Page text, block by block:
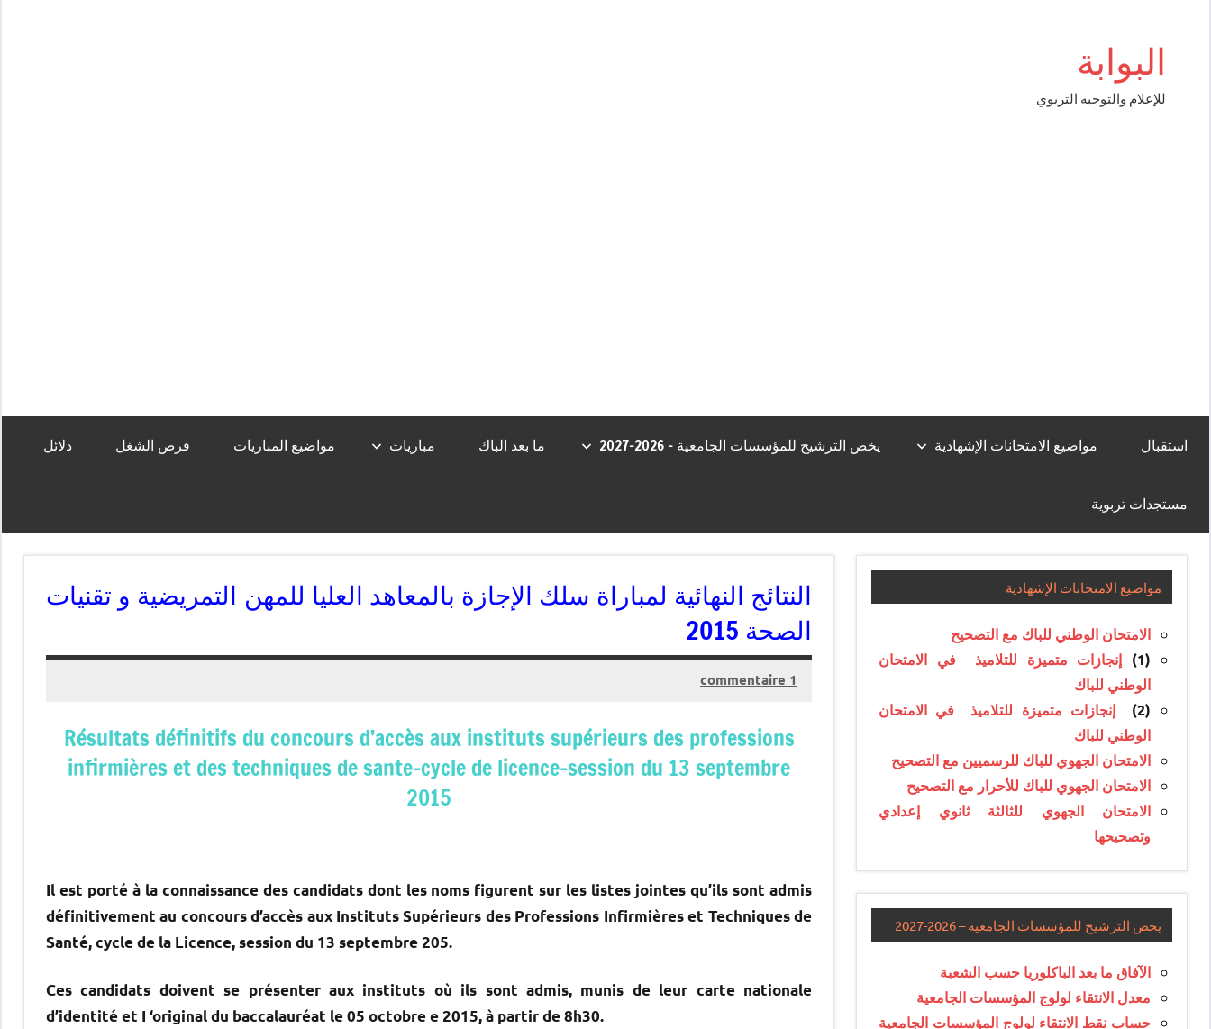
البوابة
للإعلام والتوجيه التربوي
استقبال مواضيع الامتحانات الإشهادية يخص الترشيح للمؤسسات الجامعية – 2026-2027 ما بعد الباك مباريات مواضيع المباريات فرص الشغل دلائل
مستجدات تربوية
النتائج النهائية لمباراة سلك الإجازة بالمعاهد العليا للمهن التمريضية و تقنيات
الصحة 2015
12/07/2015
kamal
1 commentaire
Résultats définitifs du concours d’accès aux instituts supérieurs des professions
infirmières et des techniques de sante-cycle de licence-session du 13 septembre
2015
Il est porté à la connaissance des candidats dont les noms figurent sur les listes jointes qu’ils sont admis
définitivement au concours d’accès aux Instituts Supérieurs des Professions Infirmières et Techniques de
Santé, cycle de la Licence, session du 13 septembre 205.
Ces candidats doivent se présenter aux instituts où ils sont admis, munis de leur carte nationale
d’identité et I ‘original du baccalauréat le 05 octobre e 2015, à partir de 8h30.
مواضيع الامتحانات الإشهادية
الامتحان الوطني للباك مع التصحيح
(1)
إنجازات متميزة للتلاميذ في الامتحان
الوطني للباك
(2)
إنجازات متميزة للتلاميذ في الامتحان
الوطني للباك
الامتحان الجهوي للباك للرسميين مع التصحيح
الامتحان الجهوي للباك للأحرار مع التصحيح
الامتحان الجهوي للثالثة ثانوي إعدادي
وتصحيحها
يخص الترشيح للمؤسسات الجامعية – 2026-2027
الآفاق ما بعد الباكلوريا حسب الشعبة
معدل الانتقاء لولوج المؤسسات الجامعية
حساب نقط الانتقاء لولوج المؤسسات الجامعية